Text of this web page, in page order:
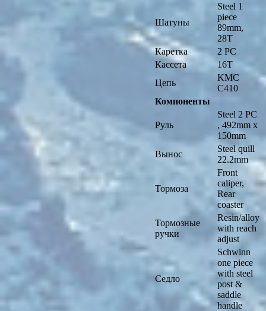
Шатуны
Steel 1
piece
89mm,
28T
Каретка
2 PC
Кассета
16T
Цепь
KMC
C410
Компоненты
Руль
Steel 2 PC
, 492mm x
150mm
Вынос
Steel quill
22.2mm
Тормоза
Front
caliper,
Rear
coaster
Тормозные
ручки
Resin/alloy
with reach
adjust
Седло
Schwinn
one piece
with steel
post &
saddle
handle